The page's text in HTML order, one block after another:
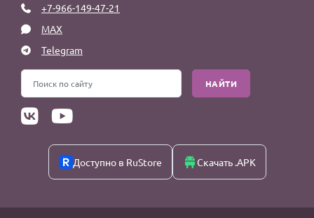
+7-966-149-47-21
MAX
Telegram
НАЙТИ
Доступно в RuStore Скачать .APK